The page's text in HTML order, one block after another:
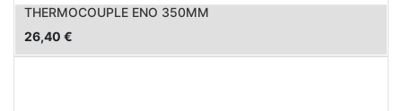
THERMOCOUPLE ENO 350MM
26,40 €